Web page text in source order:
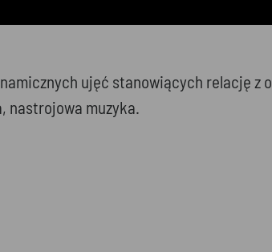
ujęć stanowiących relację
nastrojowa muzyka.